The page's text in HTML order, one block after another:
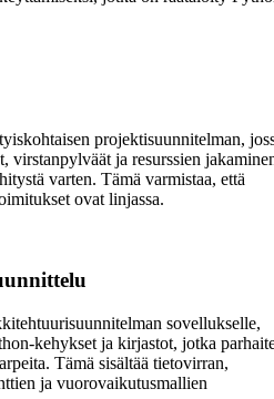
projektisuunnitelman,
virstanpylväät ja resurssien
varten. Tämä varmistaa, että
ovat linjassa.
sovellukselle,
kehykset ja kirjastot, jotka
Tämä sisältää tietovirran,
ja vuorovaikutusmallien